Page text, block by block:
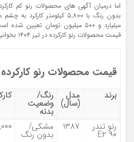
میلیارد و ۵۰۰ میلیون تومان
قیمت محصولات رنو کارکرده در تیر ۱۴۰۴ بخوانید.
قیمت محصولات رنو کارکرده –
برند مدل
(سال)
رنگ/
وضعیت
بدنه
رنو تندر
۹۰ E۲
۱۳۸۷ مشکی/
بدون رنگ